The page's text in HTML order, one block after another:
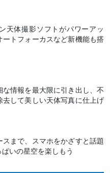
天体撮影ソフトがパワーアッ
トフォーカスなど新機能も搭
情報を最大限に引き出し、不
して美しい天体写真に仕上げ
まで、スマホをかざすと話題
いの星空を楽しもう